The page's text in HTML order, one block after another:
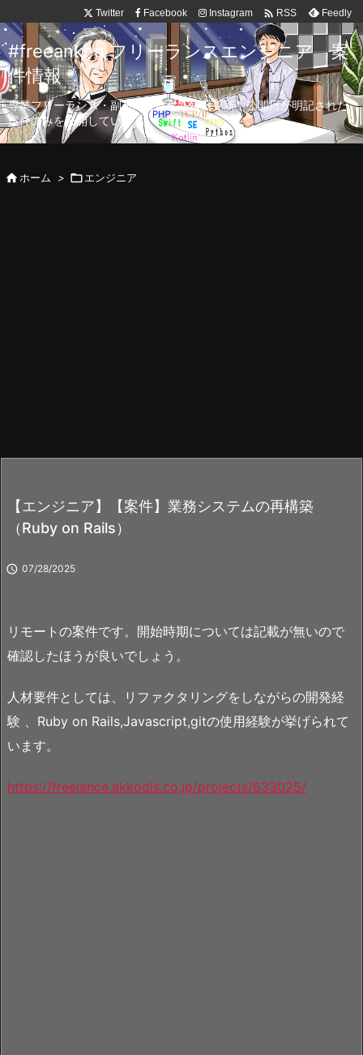
Twitter Facebook Instagram  RSS Feedly
#freeanken フリーランスエンジニア 案
件情報
専業フリーランス・副業向け案件を毎日更新！公開日が明記された
案件のみを公開しています。
ホーム > エンジニア
【エンジニア】【案件】業務システムの再構築
（Ruby on Rails）
 07/28/2025
リモートの案件です。開始時期については記載が無いので
確認したほうが良いでしょう。
人材要件としては、リファクタリングをしながらの開発経
験 、Ruby on Rails,Javascript,gitの使用経験が挙げられて
います。
https://freelance.akkodis.co.jp/projects/633025/